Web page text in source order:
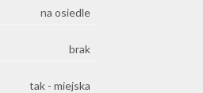
na osiedle
brak
tak - miejska